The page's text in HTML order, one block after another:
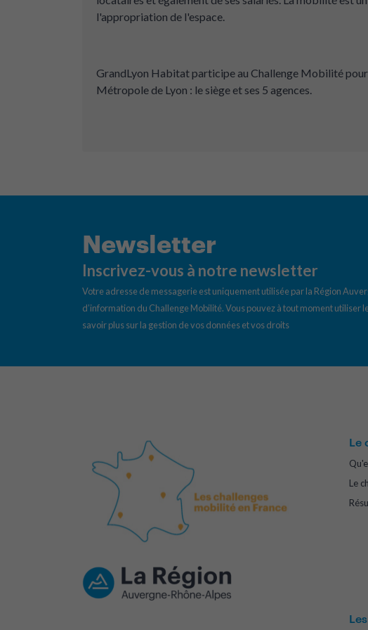
l'appropriation de l'espace.
GrandLyon Habitat participe au Challenge Mobilité
Métropole de Lyon : le siège et ses 5 agences.
Newsletter
Inscrivez-vous à notre newsletter
Votre adresse de messagerie est uniquement utilisée par la Région
d’information du Challenge Mobilité. Vous pouvez à tout moment utiliser
savoir plus sur la gestion de vos données et vos droits
Le
Le